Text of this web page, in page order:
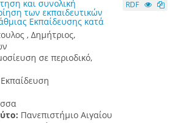
και συνολική
των εκπαιδευτικών
Εκπαίδευσης κατά
, Δημήτριος,
σε περιοδικό,
Εκπαίδευση
Πανεπιστήμιο Αιγαίου
RDF